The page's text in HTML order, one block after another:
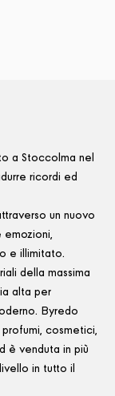
a Stoccolma nel
ricordi ed
un nuovo
e illimitato.
della massima
alta per
Byredo
cosmetici,
è venduta in più
in tutto il